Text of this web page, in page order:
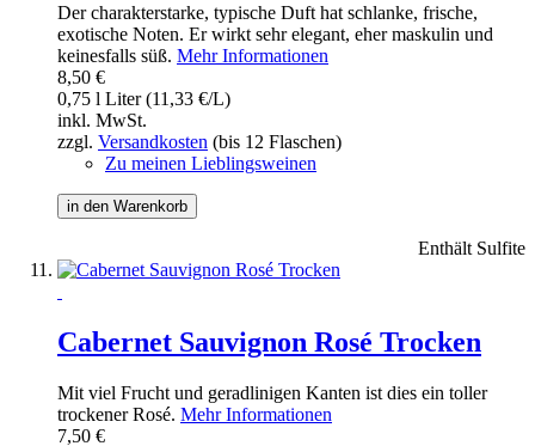
Der charakterstarke, typische Duft hat schlanke, frische,
exotische Noten. Er wirkt sehr elegant, eher maskulin und
keinesfalls süß. Mehr Informationen
8,50 €
0,75 l Liter (11,33 €/L)
inkl. MwSt.
zzgl. Versandkosten (bis 12 Flaschen)
Zu meinen Lieblingsweinen
in den Warenkorb
Enthält Sulfite
Cabernet Sauvignon Rosé Trocken
Mit viel Frucht und geradlinigen Kanten ist dies ein toller
trockener Rosé. Mehr Informationen
7,50 €